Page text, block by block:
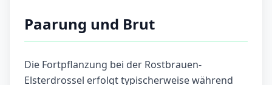
Paarung und Brut
Die Fortpflanzung bei der Rostbrauen-
Elsterdrossel erfolgt typischerweise während